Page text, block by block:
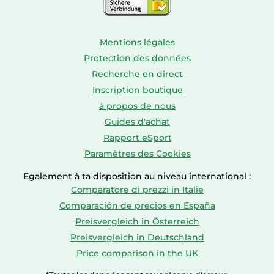
Mentions légales
Protection des données
Recherche en direct
Inscription boutique
à propos de nous
Guides d'achat
Rapport eSport
Paramètres des Cookies
Egalement à ta disposition au niveau international :
Comparatore di prezzi in Italie
Comparación de precios en España
Preisvergleich in Österreich
Preisvergleich in Deutschland
Price comparison in the UK